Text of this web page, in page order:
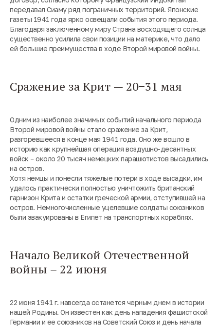
передавал Сиаму ряд пограничных территорий. Японские
газеты 1941 года ярко освещали события этого периода.
Благодаря заключенному миру Страна восходящего солнца
существенно усилила свои позиции на материке, что дало
ей большие преимущества в ходе Второй мировой войны.
Сражение за Крит — 20−31 мая
Одним из наиболее значимых событий начального периода
Второй мировой войны стало сражение за Крит,
разгоревшееся в конце мая 1941 года. Оно же вошло в
историю как крупнейшая операция воздушно-десантных
войск – около 20 тысяч немецких парашютистов высадились
на остров.
Хотя немцы и понесли тяжелые потери в ходе высадки, им
удалось практически полностью уничтожить британский
гарнизон Крита и остатки греческой армии, отступившей на
остров. Немногочисленные уцелевшие солдаты союзников
были эвакуированы в Египет на транспортных кораблях.
Начало Великой Отечественной
войны – 22 июня
22 июня 1941 г. навсегда останется черным днем в истории
нашей Родины. Он известен как день нападения фашистской
Германии и ее союзников на Советский Союз и день начала